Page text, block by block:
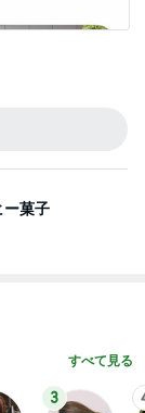
ー菓子
すべて見る
3